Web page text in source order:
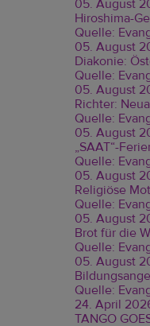
05. August
Hiroshima-
Quelle:
05. August
Diakonie:
Quelle:
05. August
Richter:
Quelle:
05. August
„SAAT“-
Quelle:
05. August
Religiöse
Quelle:
05. August
Brot für die
Quelle:
05. August
Quelle:
24. April
TANGO